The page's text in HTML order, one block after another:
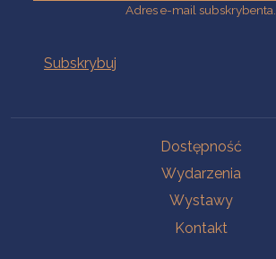
Adres e-mail subskrybenta.
Dostępność
Wydarzenia
Wystawy
Kontakt